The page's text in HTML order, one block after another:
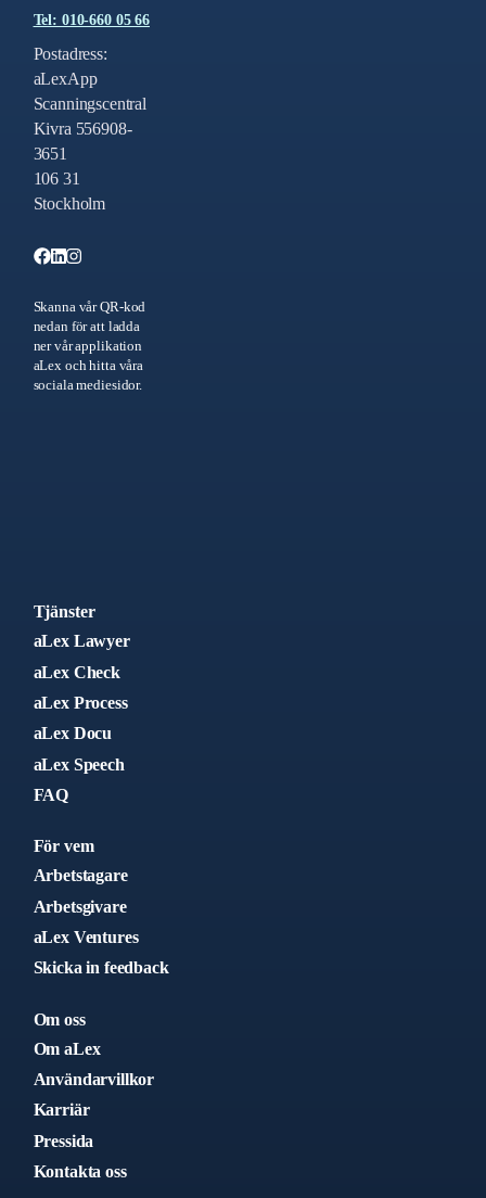
Tel: 010-660 05 66
Postadress:
aLexApp
Scanningscentral
Kivra 556908-
3651
106 31
Stockholm
Skanna vår QR-kod
nedan för att ladda
ner vår applikation
aLex och hitta våra
sociala mediesidor.
Tjänster
aLex Lawyer
aLex Check
aLex Process
aLex Docu
aLex Speech
FAQ
För vem
Arbetstagare
Arbetsgivare
aLex Ventures
Skicka in feedback
Om oss
Om aLex
Användarvillkor
Karriär
Pressida
Kontakta oss